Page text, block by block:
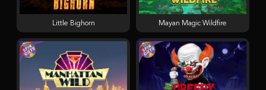
Little Bighorn Mayan Magic Wildfire